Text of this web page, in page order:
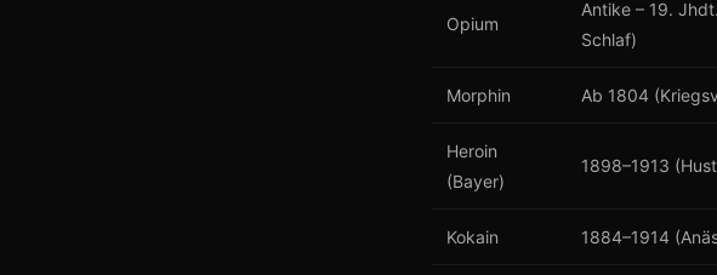
Opium
Antike – 19.
Schlaf)
Morphin Ab 1804
Heroin
(Bayer)
1898–1913
Kokain 1884–1914